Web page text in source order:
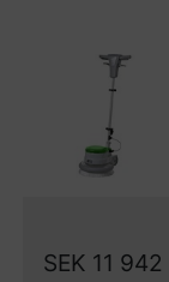
SEK 11 942